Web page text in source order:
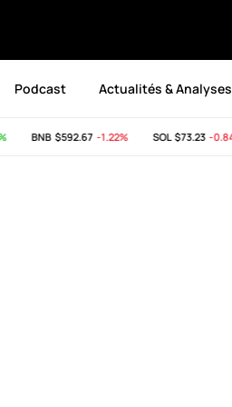
Podcast Actualités & Analyses
BNB$592.67 -1.22% SOL$73.23 -0.84%